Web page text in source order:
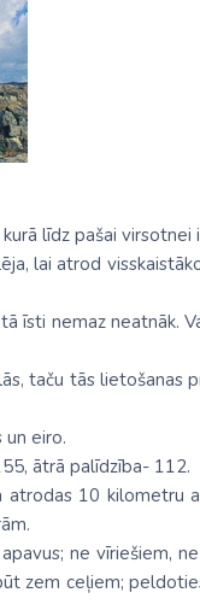
līdz pašai virsotnei
lai atrod
īsti nemaz neatnāk.
taču tās lietošanas
un eiro.
ātrā palīdzība- 112.
atrodas 10 kilometru
ne vīriešiem,
zem ceļiem;